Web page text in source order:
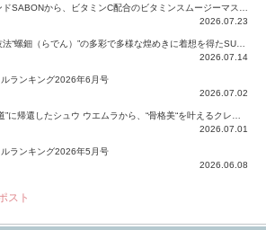
2026.07.23
2026.07.14
ランキング2026年6月号
2026.07.02
2026.07.01
ランキング2026年5月号
2026.06.08
スト